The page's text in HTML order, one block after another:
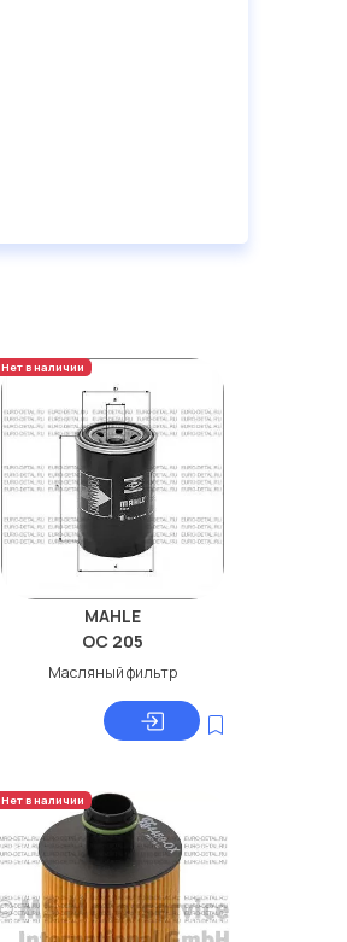
Нет в наличии
MAHLE
OC 205
Масляный фильтр
Нет в наличии